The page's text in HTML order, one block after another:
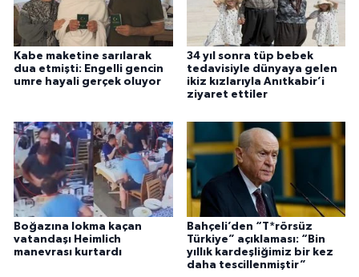
Kabe maketine sarılarak
dua etmişti: Engelli gencin
umre hayali gerçek oluyor
34 yıl sonra tüp bebek
tedavisiyle dünyaya gelen
ikiz kızlarıyla Anıtkabir’i
ziyaret ettiler
Boğazına lokma kaçan
vatandaşı Heimlich
manevrası kurtardı
Bahçeli’den “T*rörsüz
Türkiye” açıklaması: “Bin
yıllık kardeşliğimiz bir kez
daha tescillenmiştir”